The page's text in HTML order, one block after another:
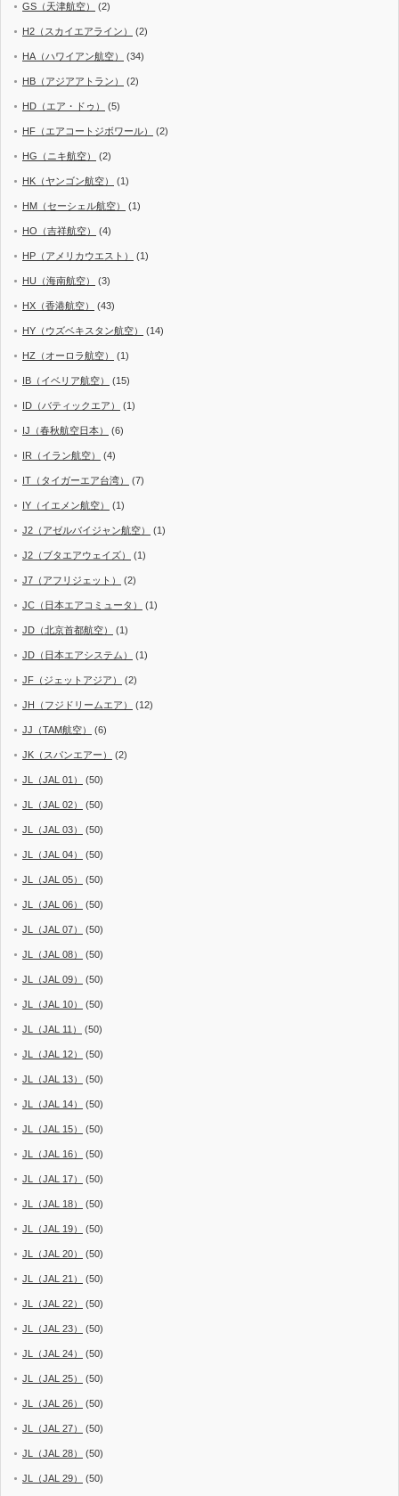
GS（天津航空） (2)
H2（スカイエアライン） (2)
HA（ハワイアン航空） (34)
HB（アジアアトラン） (2)
HD（エア・ドゥ） (5)
HF（エアコートジボワール） (2)
HG（ニキ航空） (2)
HK（ヤンゴン航空） (1)
HM（セーシェル航空） (1)
HO（吉祥航空） (4)
HP（アメリカウエスト） (1)
HU（海南航空） (3)
HX（香港航空） (43)
HY（ウズベキスタン航空） (14)
HZ（オーロラ航空） (1)
IB（イベリア航空） (15)
ID（バティックエア） (1)
IJ（春秋航空日本） (6)
IR（イラン航空） (4)
IT（タイガーエア台湾） (7)
IY（イエメン航空） (1)
J2（アゼルバイジャン航空） (1)
J2（ブタエアウェイズ） (1)
J7（アフリジェット） (2)
JC（日本エアコミュータ） (1)
JD（北京首都航空） (1)
JD（日本エアシステム） (1)
JF（ジェットアジア） (2)
JH（フジドリームエア） (12)
JJ（TAM航空） (6)
JK（スパンエアー） (2)
JL（JAL 01） (50)
JL（JAL 02） (50)
JL（JAL 03） (50)
JL（JAL 04） (50)
JL（JAL 05） (50)
JL（JAL 06） (50)
JL（JAL 07） (50)
JL（JAL 08） (50)
JL（JAL 09） (50)
JL（JAL 10） (50)
JL（JAL 11） (50)
JL（JAL 12） (50)
JL（JAL 13） (50)
JL（JAL 14） (50)
JL（JAL 15） (50)
JL（JAL 16） (50)
JL（JAL 17） (50)
JL（JAL 18） (50)
JL（JAL 19） (50)
JL（JAL 20） (50)
JL（JAL 21） (50)
JL（JAL 22） (50)
JL（JAL 23） (50)
JL（JAL 24） (50)
JL（JAL 25） (50)
JL（JAL 26） (50)
JL（JAL 27） (50)
JL（JAL 28） (50)
JL（JAL 29） (50)